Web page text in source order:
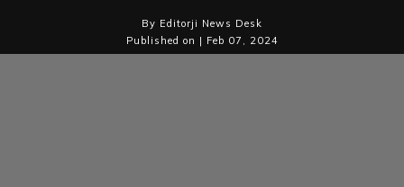
By Editorji News Desk
Published on | Feb 07, 2024